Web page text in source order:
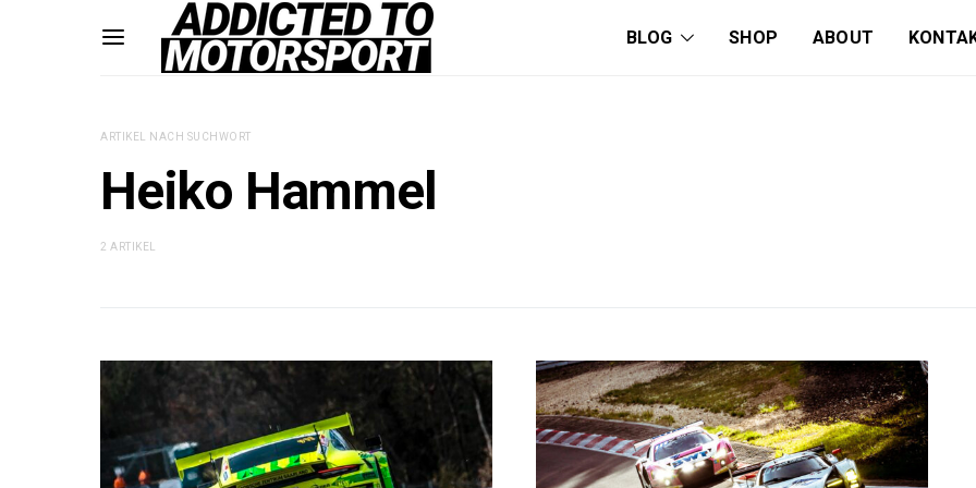
BLOG SHOP ABOUT
ARTIKEL NACH SUCHWORT
Heiko Hammel
2 ARTIKEL